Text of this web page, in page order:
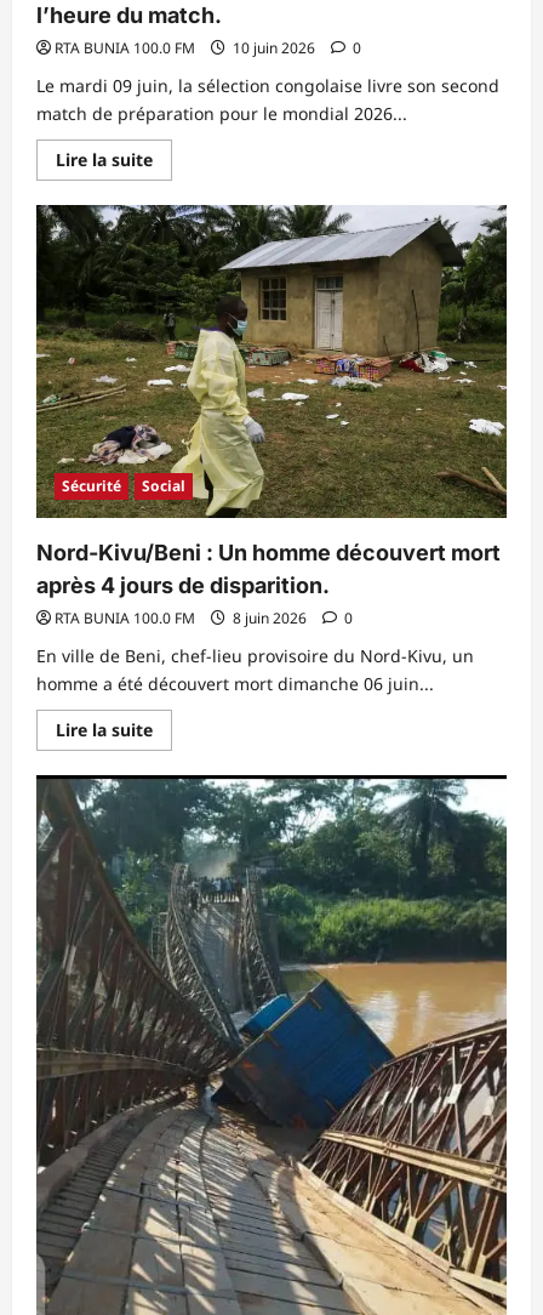
l’heure du match.
RTA BUNIA 100.0 FM 10 juin 2026 0
Le mardi 09 juin, la sélection congolaise livre son second
match de préparation pour le mondial 2026...
Lire la suiteEn
savoir
sur
Mondial
2026/Préparation
:
La
RDC
joue
contre
le
Chili
en
France
ce
mardi,
voici
l’heure
du
match.
Sécurité Social
Nord-Kivu/Beni : Un homme découvert mort
après 4 jours de disparition.
RTA BUNIA 100.0 FM 8 juin 2026 0
En ville de Beni, chef-lieu provisoire du Nord-Kivu, un
homme a été découvert mort dimanche 06 juin...
Lire la suiteEn
savoir
sur
Nord-
Kivu/Beni
Un
homme
découvert
mort
après
4
jours
de
disparition.